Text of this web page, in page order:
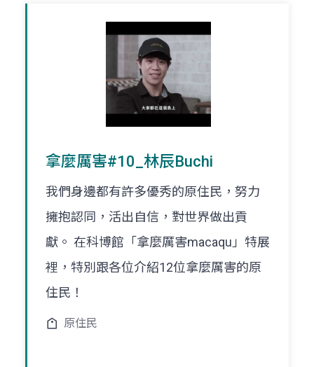
拿麼厲害#10_林辰Buchi
我們身邊都有許多優秀的原住民，努力
擁抱認同，活出自信，對世界做出貢
獻。 在科博館「拿麼厲害macaqu」特展
裡，特別跟各位介紹12位拿麼厲害的原
住民！
原住民